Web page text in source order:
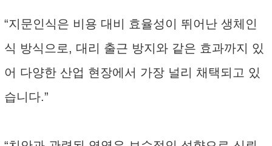
“지문인식은 비용 대비 효율성이 뛰어난 생체인
식 방식으로, 대리 출근 방지와 같은 효과까지 있
어 다양한 산업 현장에서 가장 널리 채택되고 있
습니다.”